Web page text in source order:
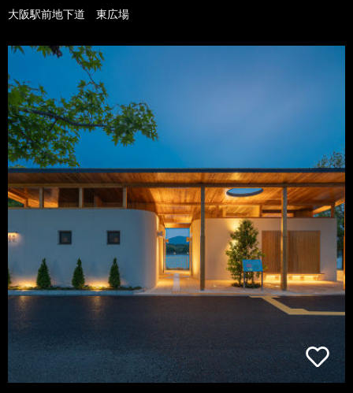
大阪駅前地下道 東広場